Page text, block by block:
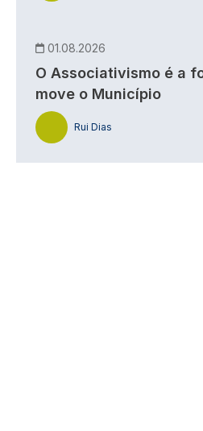
01.08.2026
O Associativismo é a
move o Município
Rui Dias